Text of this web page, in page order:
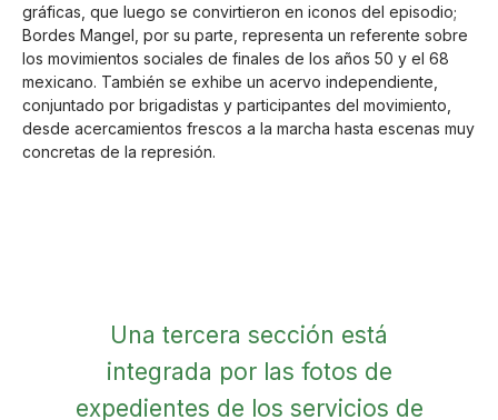
gráficas, que luego se convirtieron en iconos del episodio;
Bordes Mangel, por su parte, representa un referente sobre
los movimientos sociales de finales de los años 50 y el 68
mexicano. También se exhibe un acervo independiente,
conjuntado por brigadistas y participantes del movimiento,
desde acercamientos frescos a la marcha hasta escenas muy
concretas de la represión.
Una tercera sección está
integrada por las fotos de
expedientes de los servicios de